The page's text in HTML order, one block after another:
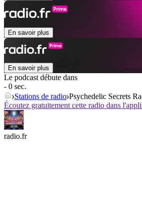
En savoir plus
En savoir plus
Le podcast débute dans
- 0 sec.
Stations de radio Psychedelic Secrets
Écoutez gratuitement cette radio dans
radio.fr